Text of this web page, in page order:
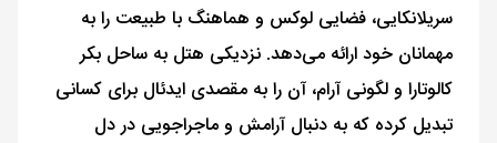
سریلانکایی، فضایی لوکس و هماهنگ با طبیعت را به
مهمانان خود ارائه می‌دهد. نزدیکی هتل به ساحل بکر
کالوتارا و لگونی آرام، آن را به مقصدی ایدئال برای کسانی
تبدیل کرده که به دنبال آرامش و ماجراجویی در دل